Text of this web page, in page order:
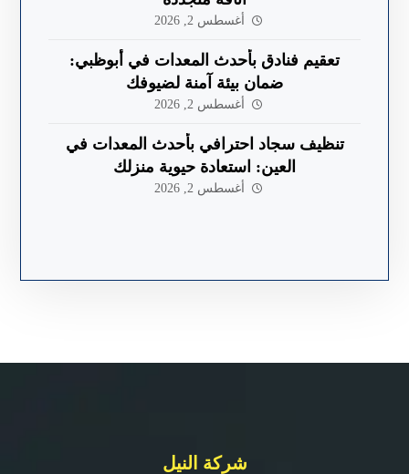
أغسطس 2, 2026
تعقيم فنادق بأحدث المعدات في أبوظبي:
ضمان بيئة آمنة لضيوفك
أغسطس 2, 2026
تنظيف سجاد احترافي بأحدث المعدات في
العين: استعادة حيوية منزلك
أغسطس 2, 2026
شركة النيل